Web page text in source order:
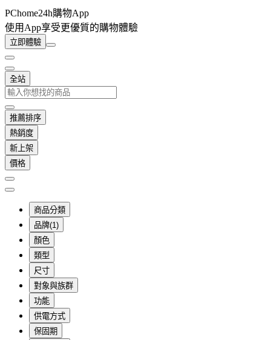
PChome24h購物App
使用App享受更優質的購物體驗
立即體驗
全站
推薦排序
熱銷度
新上架
價格
商品分類
品牌(1)
顏色
類型
尺寸
對象與族群
功能
供電方式
保固期